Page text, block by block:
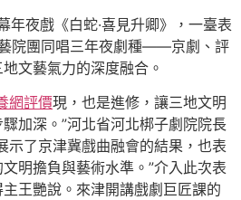
年夜戲《白蛇·喜見升卿》，一臺表
院團同唱三年夜劇種——京劇、評
文藝氣力的深度融合。
網評價現，也是進修，讓三地文明
加深。”河北省河北梆子劇院院長
示了京津冀戲曲融會的結果，也表
明擔負與藝術水準。”介入此次表
王艷說。來津開講戲劇巨匠課的